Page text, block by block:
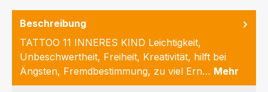
Beschreibung
TATTOO 11 INNERES KIND Leichtigkeit,
Unbeschwertheit, Freiheit, Kreativität, hilft bei
Ängsten, Fremdbestimmung, zu viel Ern… Mehr